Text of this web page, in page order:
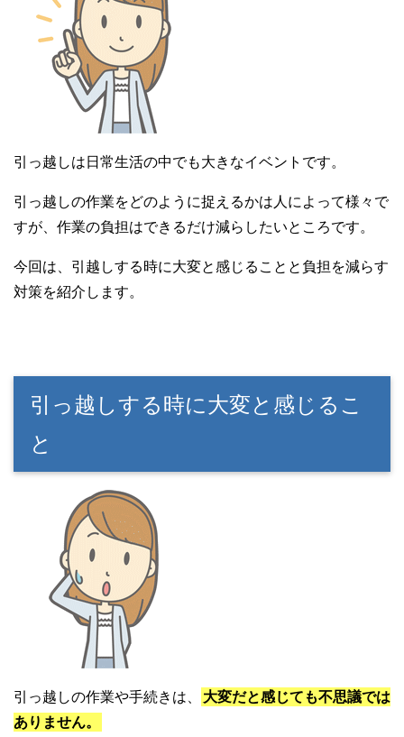
引っ越しは日常生活の中でも大きなイベントです。
引っ越しの作業をどのように捉えるかは人によって様々で
すが、作業の負担はできるだけ減らしたいところです。
今回は、引越しする時に大変と感じることと負担を減らす
対策を紹介します。
引っ越しする時に大変と感じるこ
と
引っ越しの作業や手続きは、
大変だと感じても不思議では
ありません。